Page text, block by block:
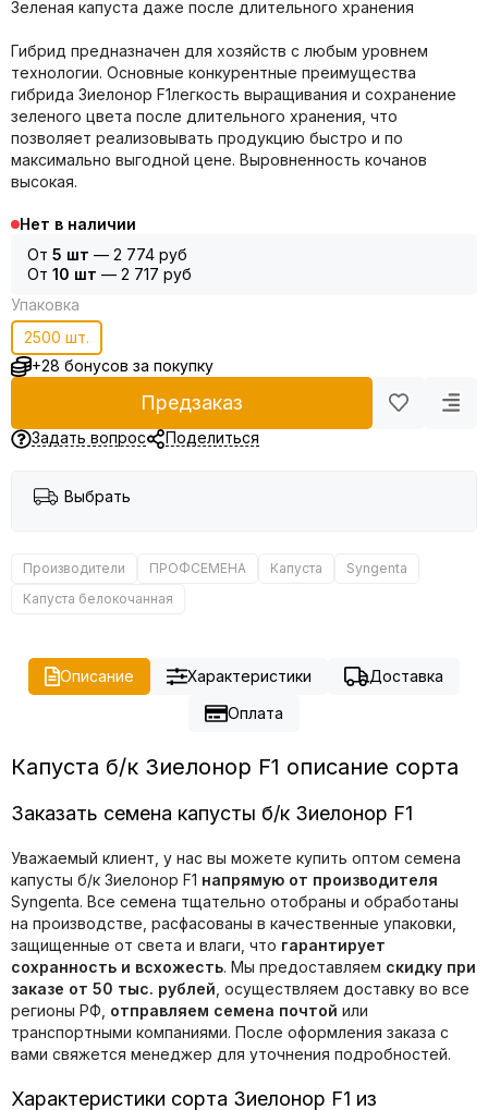
Зеленая капуста даже после длительного хранения
Гибрид предназначен для хозяйств с любым уровнем
технологии. Основные конкурентные преимущества
гибрида Зиелонор F1легкость выращивания и сохранение
зеленого цвета после длительного хранения, что
позволяет реализовывать продукцию быстро и по
максимально выгодной цене. Выровненность кочанов
высокая.
Нет в наличии
От 5 шт — 2 774 руб
От 10 шт — 2 717 руб
Упаковка
2500 шт.
+28 бонусов за покупку
Предзаказ
Задать вопрос Поделиться
Выбрать
Производители ПРОФСЕМЕНА Капуста
Syngenta
Капуста белокочанная
Описание Характеристики
Доставка
Оплата
Капуста б/к Зиелонор F1 описание сорта
Заказать семена капусты б/к Зиелонор F1
Уважаемый клиент, у нас вы можете купить оптом семена
капусты б/к Зиелонор F1 напрямую от производителя
Syngenta. Все семена тщательно отобраны и обработаны
на производстве, расфасованы в качественные упаковки,
защищенные от света и влаги, что гарантирует
сохранность и всхожесть. Мы предоставляем скидку при
заказе от 50 тыс. рублей , осуществляем доставку во все
регионы РФ, отправляем семена почтой или
транспортными компаниями. После оформления заказа с
вами свяжется менеджер для уточнения подробностей.
Характеристики сорта Зиелонор F1 из